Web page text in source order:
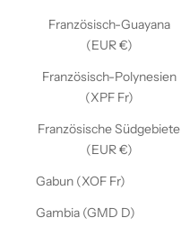
Französisch-Guayana
(EUR €)
Französisch-Polynesien
(XPF Fr)
Französische Südgebiete
(EUR €)
Gabun (XOF Fr)
Gambia (GMD D)